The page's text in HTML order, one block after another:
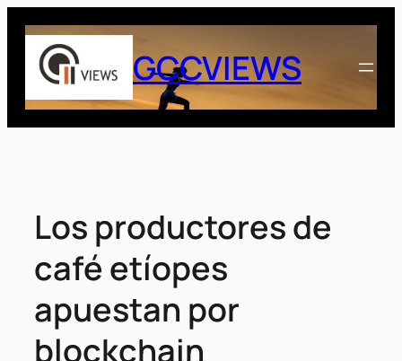
Saltar
contenido
GCCVIEWS
Los productores de
café etíopes
apuestan por
blockchain